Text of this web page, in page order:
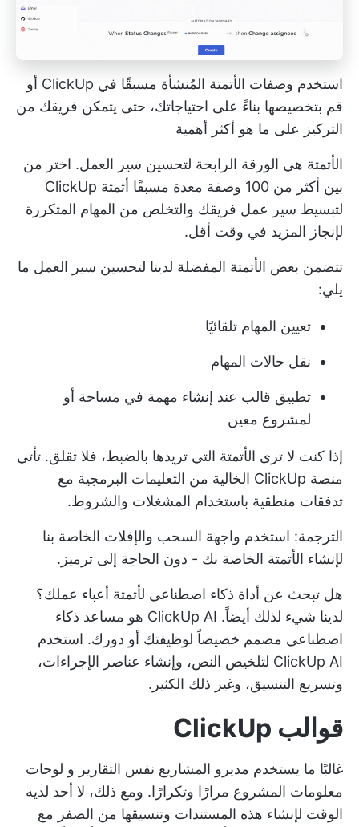
استخدم وصفات الأتمتة المُنشأة مسبقًا في ClickUp أو
قم بتخصيصها بناءً على احتياجاتك، حتى يتمكن فريقك من
التركيز على ما هو أكثر أهمية
الأتمتة هي الورقة الرابحة لتحسين سير العمل. اختر من
بين أكثر من 100 وصفة معدة مسبقًا
أتمتة ClickUp
لتبسيط سير عمل فريقك والتخلص من المهام المتكررة
لإنجاز المزيد في وقت أقل.
تتضمن بعض الأتمتة المفضلة لدينا لتحسين سير العمل ما
يلي:
تعيين المهام تلقائيًا
نقل حالات المهام
تطبيق قالب عند إنشاء مهمة في مساحة أو
لمشروع معين
إذا كنت لا ترى الأتمتة التي تريدها بالضبط، فلا تقلق. تأتي
منصة ClickUp الخالية من التعليمات البرمجية مع
تدفقات منطقية باستخدام المشغلات والشروط.
الترجمة: استخدم واجهة السحب والإفلات الخاصة بنا
لإنشاء الأتمتة الخاصة بك - دون الحاجة إلى ترميز.
هل تبحث عن أداة ذكاء اصطناعي لأتمتة أعباء عملك؟
لدينا شيء لذلك أيضاً. ClickUp AI هو مساعد ذكاء
اصطناعي مصمم خصيصاً لوظيفتك أو دورك. استخدم
ClickUp AI لتلخيص النص، وإنشاء عناصر الإجراءات،
وتسريع التنسيق، وغير ذلك الكثير.
قوالب ClickUp
غالبًا ما يستخدم مديرو المشاريع نفس التقارير و لوحات
معلومات المشروع مرارًا وتكرارًا. ومع ذلك، لا أحد لديه
الوقت لإنشاء هذه المستندات وتنسيقها من الصفر مع